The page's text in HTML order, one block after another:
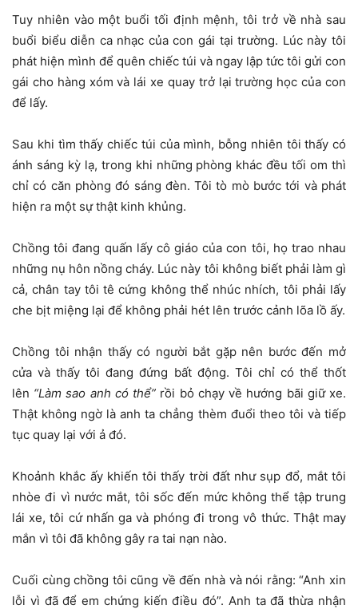
Tuy nhiên vào một buổi tối định mệnh, tôi trở về nhà sau
buổi biểu diễn ca nhạc của con gái tại trường. Lúc này tôi
phát hiện mình để quên chiếc túi và ngay lập tức tôi gửi con
gái cho hàng xóm và lái xe quay trở lại trường học của con
để lấy.
Sau khi tìm thấy chiếc túi của mình, bỗng nhiên tôi thấy có
ánh sáng kỳ lạ, trong khi những phòng khác đều tối om thì
chỉ có căn phòng đó sáng đèn. Tôi tò mò bước tới và phát
hiện ra một sự thật kinh khủng.
Chồng tôi đang quấn lấy cô giáo của con tôi, họ trao nhau
những nụ hôn nồng cháy. Lúc này tôi không biết phải làm gì
cả, chân tay tôi tê cứng không thể nhúc nhích, tôi phải lấy
che bịt miệng lại để không phải hét lên trước cảnh lõa lồ ấy.
Chồng tôi nhận thấy có người bắt gặp nên bước đến mở
cửa và thấy tôi đang đứng bất động. Tôi chỉ có thể thốt
lên “Làm sao anh có thể” rồi bỏ chạy về hướng bãi giữ xe.
Thật không ngờ là anh ta chẳng thèm đuổi theo tôi và tiếp
tục quay lại với ả đó.
Khoảnh khắc ấy khiến tôi thấy trời đất như sụp đổ, mắt tôi
nhòe đi vì nước mắt, tôi sốc đến mức không thể tập trung
lái xe, tôi cứ nhấn ga và phóng đi trong vô thức. Thật may
mắn vì tôi đã không gây ra tai nạn nào.
Cuối cùng chồng tôi cũng về đến nhà và nói rằng: “Anh xin
lỗi vì đã để em chứng kiến điều đó”. Anh ta đã thừa nhận